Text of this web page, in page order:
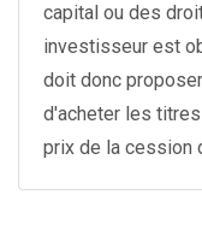
capital ou des
investisseur est
doit donc
d'acheter les
prix de la cession